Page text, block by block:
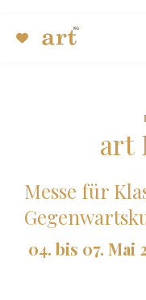
KUNST | KERSTIN
art
Messe für
04. bis 07. Mai